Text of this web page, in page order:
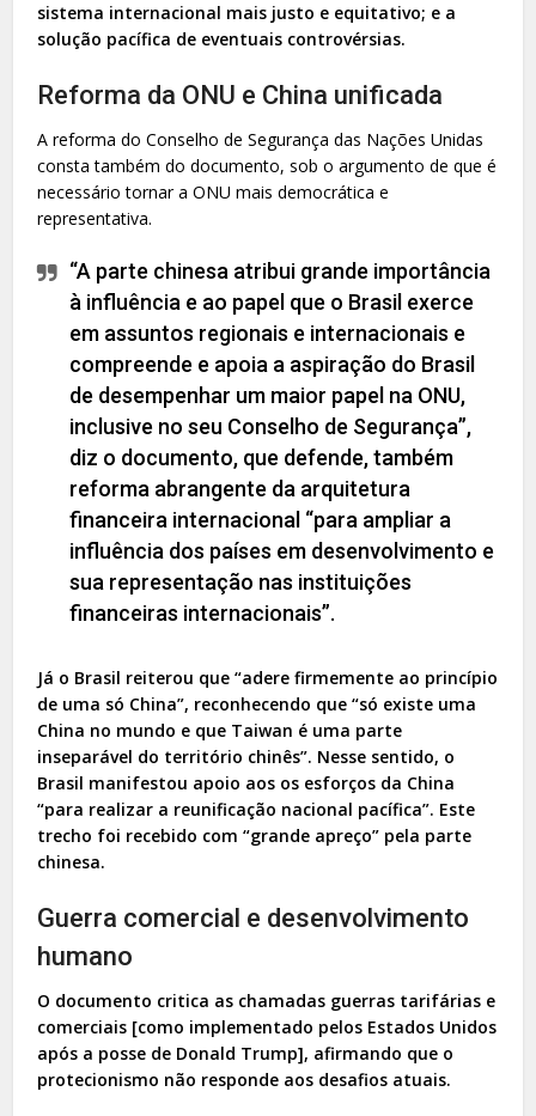
sistema internacional mais justo e equitativo; e a
solução pacífica de eventuais controvérsias.
Reforma da ONU e China unificada
A reforma do Conselho de Segurança das Nações Unidas
consta também do documento, sob o argumento de que é
necessário tornar a ONU mais democrática e
representativa.
“A parte chinesa atribui grande importância
à influência e ao papel que o Brasil exerce
em assuntos regionais e internacionais e
compreende e apoia a aspiração do Brasil
de desempenhar um maior papel na ONU,
inclusive no seu Conselho de Segurança”,
diz o documento, que defende, também
reforma abrangente da arquitetura
financeira internacional “para ampliar a
influência dos países em desenvolvimento e
sua representação nas instituições
financeiras internacionais”.
Já o Brasil reiterou que “adere firmemente ao princípio
de uma só China”, reconhecendo que “só existe uma
China no mundo e que Taiwan é uma parte
inseparável do território chinês”. Nesse sentido, o
Brasil manifestou apoio aos os esforços da China
“para realizar a reunificação nacional pacífica”. Este
trecho foi recebido com “grande apreço” pela parte
chinesa.
Guerra comercial e desenvolvimento
humano
O documento critica as chamadas guerras tarifárias e
comerciais [como implementado pelos Estados Unidos
após a posse de Donald Trump], afirmando que o
protecionismo não responde aos desafios atuais.